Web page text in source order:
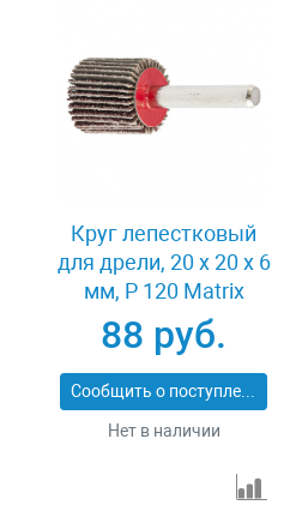
Круг лепестковый
для дрели, 20 х 20 х 6
мм, P 120 Matrix
74104
88 руб.
Сообщить о поступлении
Нет в наличии